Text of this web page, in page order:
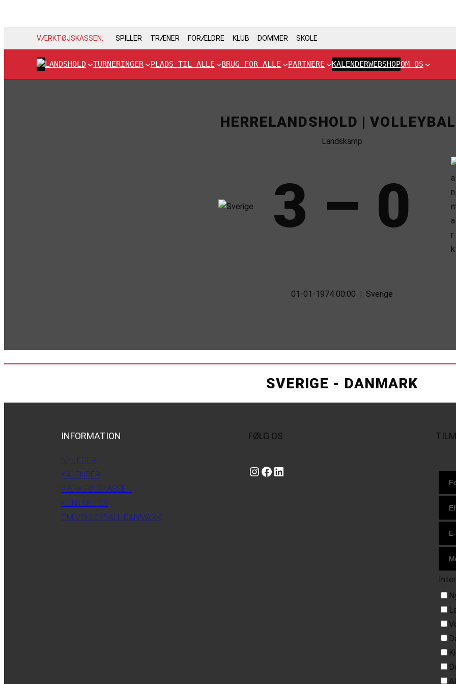
VÆRKTØJSKASSEN: SPILLER TRÆNER FORÆLDRE KLUB DOMMER SKOLE
LANDSHOLD TURNERINGER PLADS TIL ALLE BRUG FOR ALLE PARTNERE KALENDERWEBSHOPOM OS
HERRELANDSHOLD |
Landskamp
3 – 0
01-01-1974 00:00 Sverige
SVERIGE - DANMARK
INFORMATION
NYHEDER
KALENDER
VÆRKTØJSKASSEN
KONTAKT OS
OM VOLLEYBALL DANMARK
FØLG OS
Instagram https://www.facebook.com/danishbeachvolleytour LinkedIn